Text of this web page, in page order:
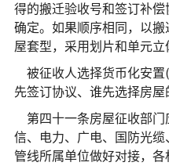
得的搬迁验收号和签订补
确定。如果顺序相同，以
屋套型，采用划片和单元立
被征收人选择货币化安
先签订协议、谁先选择房屋
第四十一条房屋征收部
信、电力、广电、国防光
管线所属单位做好对接，